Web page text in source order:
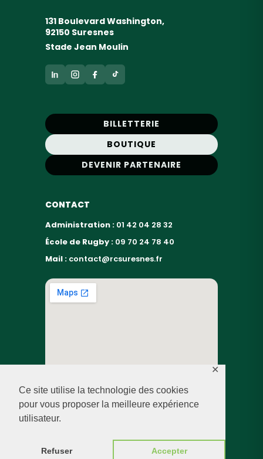
Ce site utilise la technologie des cookies
pour vous proposer la meilleure expérience
utilisateur.
Refuser Accepter
✕
131 Boulevard Washington,
92150 Suresnes
Stade Jean Moulin
BILLETTERIE
BOUTIQUE
DEVENIR PARTENAIRE
CONTACT
Administration : 01 42 04 28 32
École de Rugby : 09 70 24 78 40
Mail : contact@rcsuresnes.fr
© RUGBY CLUB SURESNES – 2026 — TOUS DROITS